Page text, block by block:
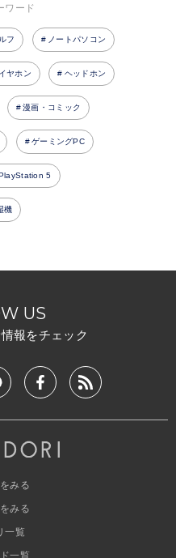
ワード
フ ノートパソコン
イヤホン ヘッドホン
漫画・コミック
ゲーミングPC
5
機
US
報をチェック
みる
みる
一覧